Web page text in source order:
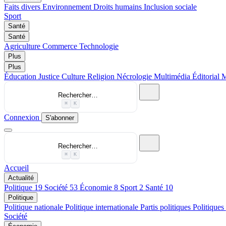
Faits divers Environnement Droits humains Inclusion sociale
Sport
Santé
Santé
Agriculture Commerce Technologie
Plus
Plus
Éducation Justice Culture Religion Nécrologie Multimédia Éditorial
Rechercher…
⌘ K
Connexion S'abonner
Rechercher…
⌘ K
Accueil
Actualité
Politique 19 Société 53 Économie 8 Sport 2 Santé 10
Politique
Politique nationale Politique internationale Partis politiques Politiques
Société